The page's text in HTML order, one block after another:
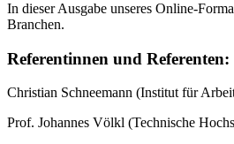
In dieser Ausgabe unseres Online-
Branchen.
Referentinnen und Referenten:
Christian Schneemann (Institut für
Prof. Johannes Völkl (Technische